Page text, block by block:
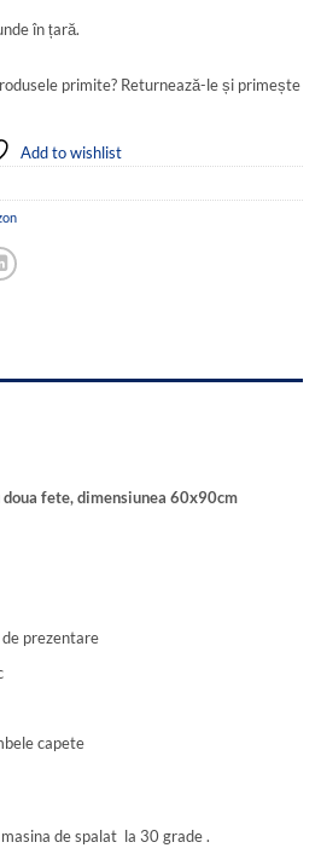
în țară.
primite? Returnează-le și primește
Add to wishlist
fete, dimensiunea 60x90cm
prezentare
capete
de spalat la 30 grade .